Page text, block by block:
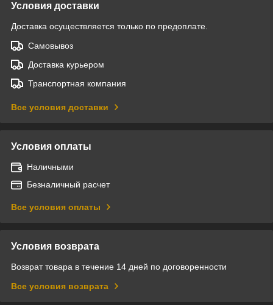
Условия доставки
Доставка осуществляется только по предоплате.
Самовывоз
Доставка курьером
Транспортная компания
Все условия доставки
Условия оплаты
Наличными
Безналичный расчет
Все условия оплаты
Условия возврата
Возврат товара в течение 14 дней по договоренности
Все условия возврата